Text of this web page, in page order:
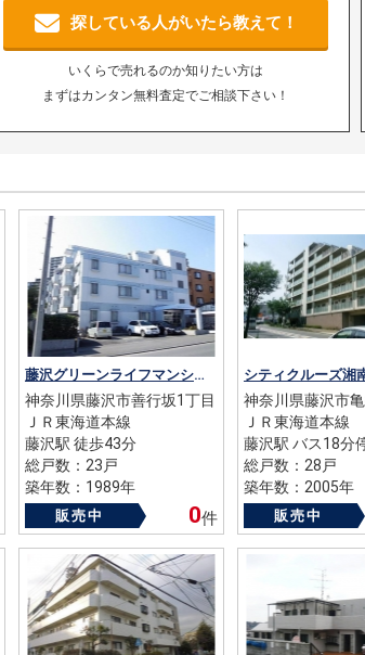
探している人がいたら教えて！
いくらで売れるのか知りたい方は
まずはカンタン無料査定でご相談下さい！
藤沢グリーンライフマンション
神奈川県藤沢市善行坂1丁目
ＪＲ東海道本線
藤沢駅 徒歩43分
総戸数：23戸
築年数：1989年
販売中 0件
シティクルーズ湘
神奈川県藤沢市
ＪＲ東海道本線
藤沢駅 バス18分
総戸数：28戸
築年数：2005年
販売中